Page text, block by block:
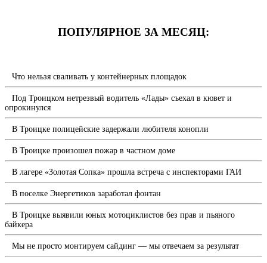
ПОПУЛЯРНОЕ ЗА МЕСЯЦ:
Что нельзя сваливать у контейнерных площадок
Под Троицком нетрезвый водитель «Лады» съехал в кювет и
опрокинулся
В Троицке полицейские задержали любителя конопли
В Троицке произошел пожар в частном доме
В лагере «Золотая Сопка» прошла встреча с инспекторами ГАИ
В поселке Энергетиков заработал фонтан
В Троицке выявили юных мотоциклистов без прав и пьяного
байкера
Мы не просто монтируем сайдинг — мы отвечаем за результат